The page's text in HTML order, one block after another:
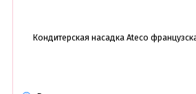
Кондитерская насадка Ateco